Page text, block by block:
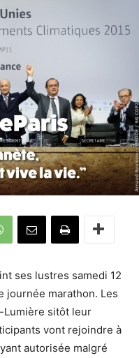
ses lustres samedi 12
journée marathon. Les
Lumière sitôt leur
vont rejoindre à
autorisée malgré